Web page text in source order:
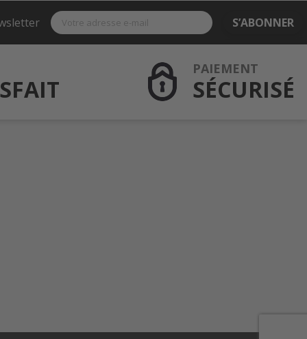
S’ABONNER
PAIEMENT
SÉCURISÉ